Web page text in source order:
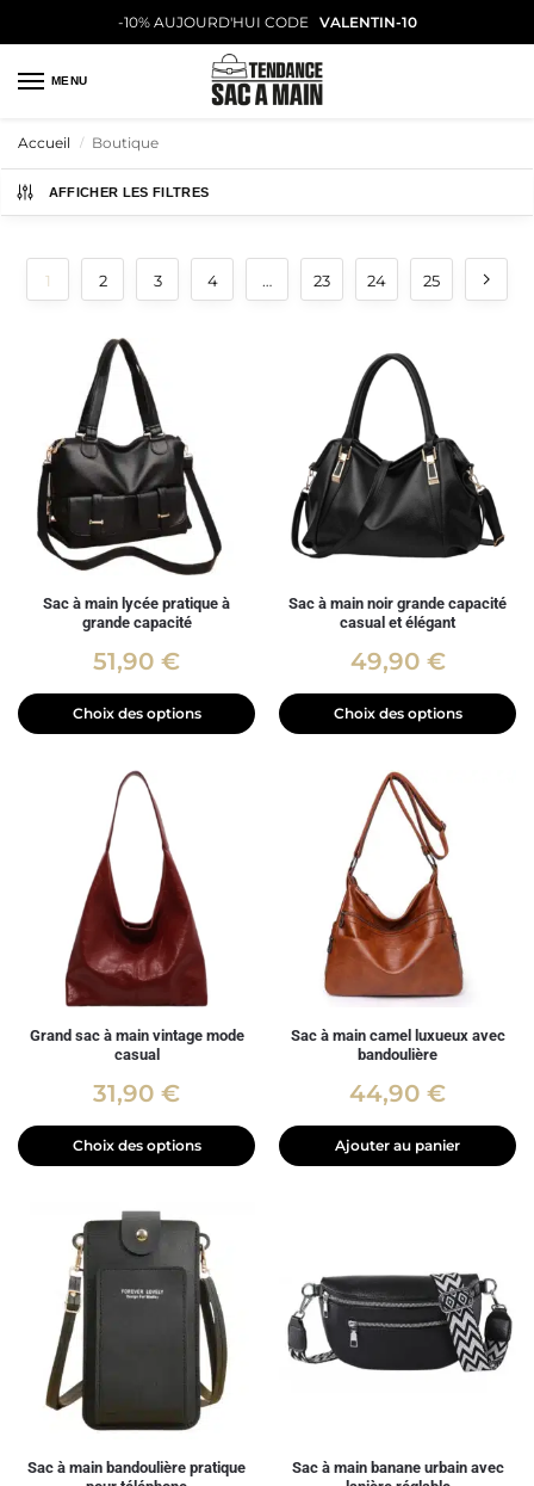
-10% AUJOURD'HUI CODE VALENTIN-10
MENU
Accueil / Boutique
AFFICHER LES FILTRES
1 2 3 4 … 23 24 25
Sac à main lycée pratique à
grande capacité
51,90 €
Choix des options
Sac à main noir grande capacité
casual et élégant
49,90 €
Choix des options
Grand sac à main vintage mode
casual
31,90 €
Choix des options
Sac à main camel luxueux avec
bandoulière
44,90 €
Ajouter au panier
Sac à main bandoulière pratique
Sac à main banane urbain avec